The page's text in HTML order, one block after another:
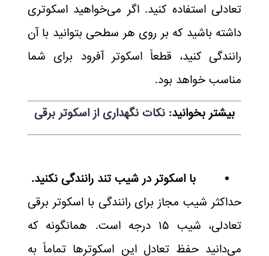
تعادلی استفاده کنید. اگر می‌خواهید اسکوتری
داشته باشید که بر روی هر سطحی بتوانید با آن
رانندگی کنید، قطعاً اسکوتر آفرود برای شما
مناسب خواهد بود.
بیشتر بخوانید: نکات نگهداری از اسکوتر برقی
با اسکوتر در شیب تند رانندگی نکنید.
حداکثر شیب مجاز برای رانندگی با اسکوتر برقی
تعادلی، شیب ۱۵ درجه است. همانگونه که
می‌دانید حفظ تعادل این اسکوترها تماماً به